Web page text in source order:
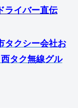
ライバー直伝
タクシー会社お
タク無線グル